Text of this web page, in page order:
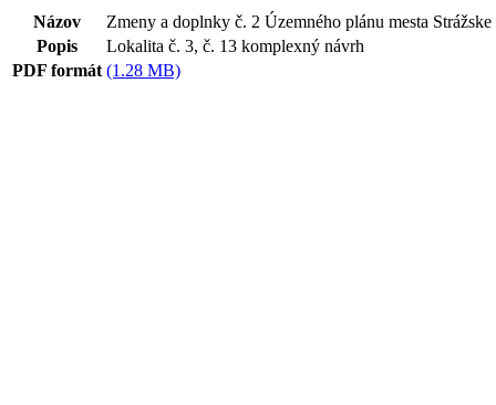
Názov
Zmeny a doplnky č. 2 Územného plánu mesta Strážske
Popis
Lokalita č. 3, č. 13 komplexný návrh
PDF formát (1.28 MB)